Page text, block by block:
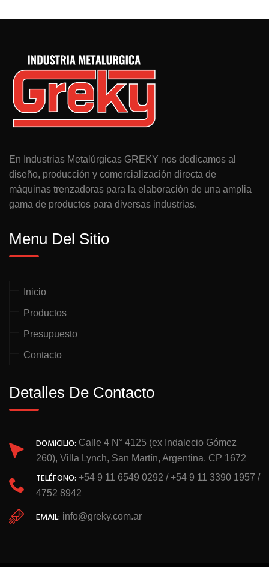
En Industrias Metalúrgicas GREKY nos dedicamos al
diseño, producción y comercialización directa de
máquinas trenzadoras para la elaboración de una amplia
gama de productos para diversas industrias.
Menu Del Sitio
Inicio
Productos
Presupuesto
Contacto
Detalles De Contacto
DOMICILIO: Calle 4 N° 4125 (ex Indalecio Gómez
260), Villa Lynch, San Martín, Argentina. CP 1672
TELÉFONO: +54 9 11 6549 0292 / +54 9 11 3390 1957 /
4752 8942
EMAIL: info@greky.com.ar